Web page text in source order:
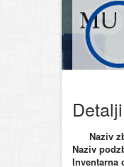
Naziv
Naziv